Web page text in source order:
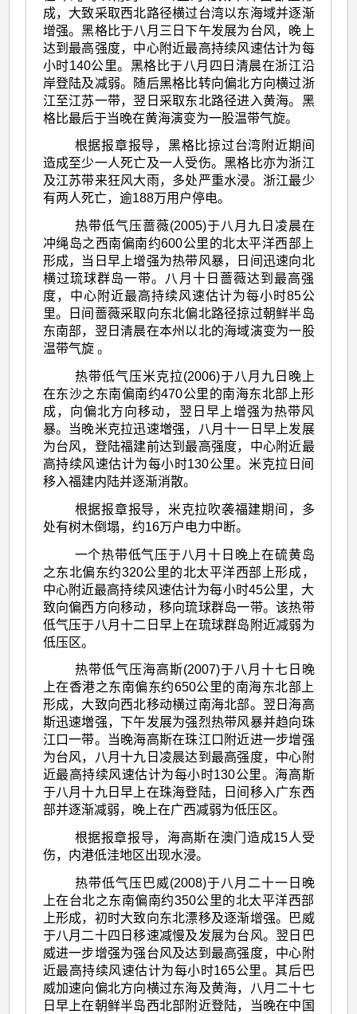
成，大致采取西北路径横过台湾以东海域并逐渐
增强。黑格比于八月三日下午发展为台风，晚上
达到最高强度，中心附近最高持续风速估计为每
小时140公里。黑格比于八月四日清晨在浙江沿
岸登陆及减弱。随后黑格比转向偏北方向横过浙
江至江苏一带，翌日采取东北路径进入黄海。黑
格比最后于当晚在黄海演变为一股温带气旋。
根据报章报导，黑格比掠过台湾附近期间
造成至少一人死亡及一人受伤。黑格比亦为浙江
及江苏带来狂风大雨，多处严重水浸。浙江最少
有两人死亡，逾188万用户停电。
热带低气压蔷薇(2005)于八月九日凌晨在
冲绳岛之西南偏南约600公里的北太平洋西部上
形成，当日早上增强为热带风暴，日间迅速向北
横过琉球群岛一带。八月十日蔷薇达到最高强
度，中心附近最高持续风速估计为每小时85公
里。日间蔷薇采取向东北偏北路径掠过朝鲜半岛
东南部，翌日清晨在本州以北的海域演变为一股
温带气旋 。
热带低气压米克拉(2006)于八月九日晚上
在东沙之东南偏南约470公里的南海东北部上形
成，向偏北方向移动，翌日早上增强为热带风
暴。当晚米克拉迅速増强，八月十一日早上发展
为台风，登陆福建前达到最高强度，中心附近最
高持续风速估计为每小时130公里。米克拉日间
移入福建内陆并逐渐消散。
根据报章报导，米克拉吹袭福建期间，多
处有树木倒塌，约16万户电力中断。
一个热带低气压于八月十日晚上在硫黄岛
之东北偏东约320公里的北太平洋西部上形成，
中心附近最高持续风速估计为每小时45公里，大
致向偏西方向移动，移向琉球群岛一带。该热带
低气压于八月十二日早上在琉球群岛附近减弱为
低压区。
热带低气压海高斯(2007)于八月十七日晚
上在香港之东南偏东约650公里的南海东北部上
形成，大致向西北移动横过南海北部。翌日海高
斯迅速増强，下午发展为强烈热带风暴并趋向珠
江口一带。当晚海高斯在珠江口附近进一步增强
为台风，八月十九日凌晨达到最高强度，中心附
近最高持续风速估计为每小时130公里。海高斯
于八月十九日早上在珠海登陆，日间移入广东西
部并逐渐减弱，晚上在广西减弱为低压区。
根据报章报导，海高斯在澳门造成15人受
伤，内港低洼地区出现水浸。
热带低气压巴威(2008)于八月二十一日晚
上在台北之东南偏南约350公里的北太平洋西部
上形成，初时大致向东北漂移及逐渐增强。巴威
于八月二十四日移速减慢及发展为台风。翌日巴
威进一步增强为强台风及达到最高强度，中心附
近最高持续风速估计为每小时165公里。其后巴
威加速向偏北方向横过东海及黄海，八月二十七
日早上在朝鲜半岛西北部附近登陆，当晚在中国